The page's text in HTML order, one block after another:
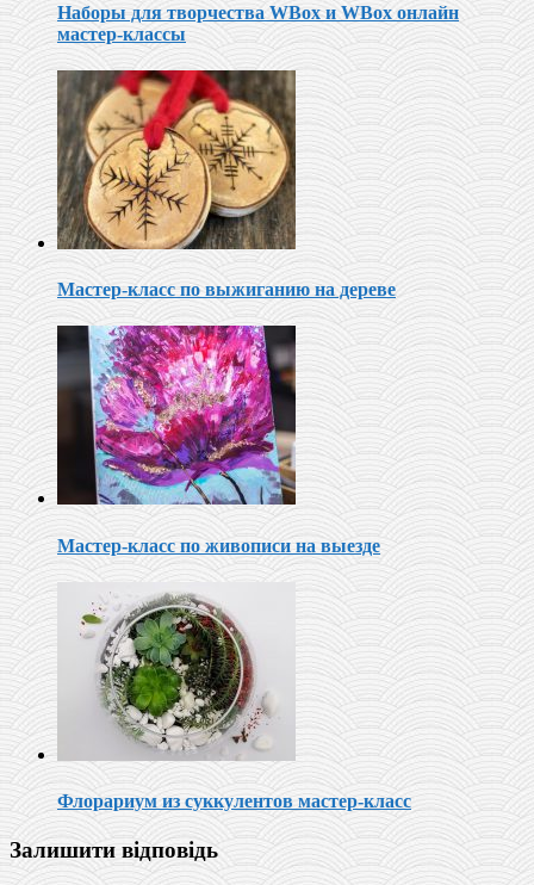
Наборы для творчества WBox и WBox онлайн
мастер-классы
Мастер-класс по выжиганию на дереве
Мастер-класс по живописи на выезде
Флорариум из суккулентов мастер-класс
Залишити відповідь